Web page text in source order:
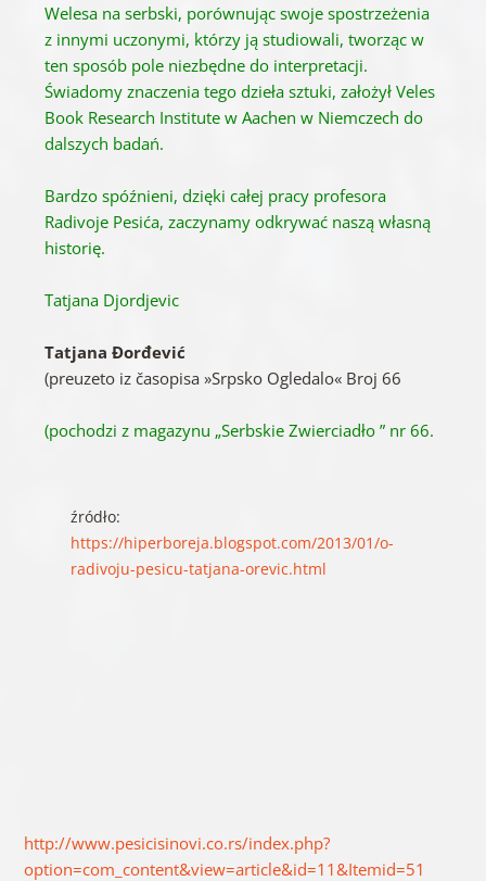
Welesa na serbski, porównując swoje spostrzeżenia
z innymi uczonymi, którzy ją studiowali, tworząc w
ten sposób pole niezbędne do interpretacji.
Świadomy znaczenia tego dzieła sztuki, założył Veles
Book Research Institute w Aachen w Niemczech do
dalszych badań.
Bardzo spóźnieni, dzięki całej pracy profesora
Radivoje Pesića, zaczynamy odkrywać naszą własną
historię.
Tatjana Djordjevic
Tatjana Đorđević
(preuzeto iz časopisa »Srpsko Ogledalo« Broj 66
(pochodzi z magazynu „Serbskie Zwierciadło ” nr 66.
źródło:
https://hiperboreja.blogspot.com/2013/01/o-
radivoju-pesicu-tatjana-orevic.html
http://www.pesicisinovi.co.rs/index.php?
option=com_content&view=article&id=11&Itemid=51